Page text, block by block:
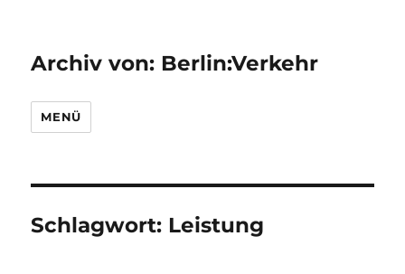
Archiv von: Berlin:Verkehr
MENÜ
Schlagwort: Leistung